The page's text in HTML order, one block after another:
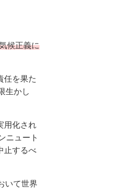
候正義に
任を果た
生かし
用化され
ニュート
止するべ
いて世界